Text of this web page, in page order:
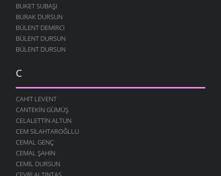
BUKET SUBAŞI
BURAK DURSUN
BÜLENT DEMIRCI
BÜLENT DURSUN
BÜLENT DURSUN
C
CAHIT LEVENT
CANTEKIN GÜMÜŞ
CELALETTIN ALTUN
CEM SILAHTAROĞLLU
CEMAL GENÇ
CEMAL ŞAHIN
CEMIL DURSUN